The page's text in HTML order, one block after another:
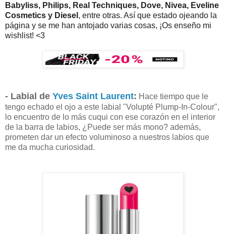
Babyliss, Philips, Real Techniques, Dove, Nivea, Eveline
Cosmetics y Diesel , entre otras. Así que estado ojeando la
página y se me han antojado varias cosas, ¡Os enseño mi
wishlist! <3
- Labial de Yves Saint Laurent: Hace tiempo que le
tengo echado el ojo a este labial "Volupté Plump-In-Colour",
lo encuentro de lo más cuqui con ese corazón en el interior
de la barra de labios, ¿Puede ser más mono? además,
prometen dar un efecto voluminoso a nuestros labios que
me da mucha curiosidad.